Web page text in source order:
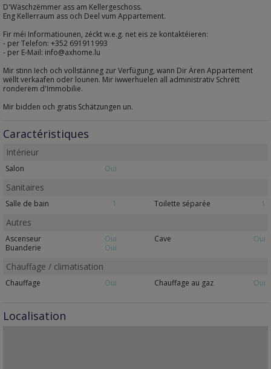
D'Wäschzëmmer ass am Kellergeschoss.
Eng Kellerraum ass och Deel vum Appartement.
Fir méi Informatiounen, zéckt w.e.g. net eis ze kontaktéieren:
- per Telefon: +352 691911993
- per E-Mail: info@axhome.lu
Mir stinn Iech och vollstänneg zur Verfügung, wann Dir Ären Appartement
wëllt verkaafen oder lounen. Mir iwwerhuelen all administrativ Schrëtt
ronderëm d'Immobilie.
Mir bidden och gratis Schätzungen un.
Caractéristiques
Intérieur
Salon Oui
Sanitaires
Salle de bain 1 Toilette séparée 1
Autres
Ascenseur Oui Cave
Oui
Buanderie
Oui
Chauffage / climatisation
Chauffage Oui Chauffage au gaz Oui
Localisation